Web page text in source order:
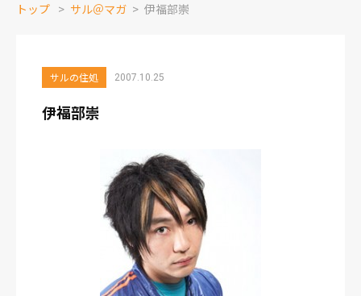
トップ サル＠マガ 伊福部崇
サルの住処 2007.10.25
伊福部崇